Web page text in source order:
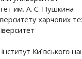
им. А. С. Пушкина
харчових
Київського